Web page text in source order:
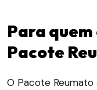
Para
Pacote
O Pacote